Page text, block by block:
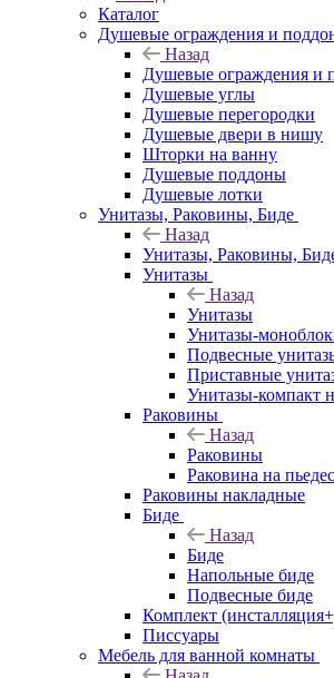
Каталог
Душевые ограждения и
Назад
Душевые ограждения и
Душевые углы
Душевые перегородки
Душевые двери в нишу
Шторки на ванну
Душевые поддоны
Душевые лотки
Унитазы, Раковины, Биде
Назад
Унитазы, Раковины,
Унитазы
Назад
Унитазы
Унитазы-
Подвесные
Приставные
Унитазы-компакт
Раковины
Назад
Раковины
Раковина на
Раковины накладные
Биде
Назад
Биде
Напольные биде
Подвесные биде
Комплект
Писсуары
Мебель для ванной комнаты